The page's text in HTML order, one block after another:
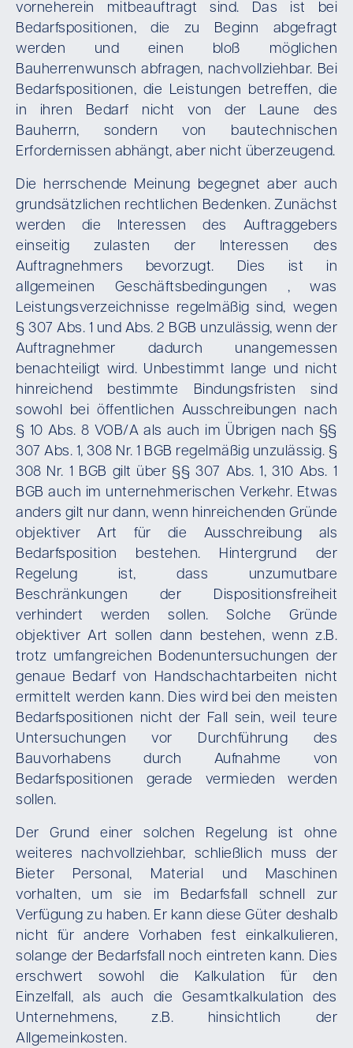
vorneherein mitbeauftragt sind. Das ist bei
Bedarfspositionen, die zu Beginn abgefragt
werden und einen bloß möglichen
Bauherrenwunsch abfragen, nachvollziehbar. Bei
Bedarfspositionen, die Leistungen betreffen, die
in ihren Bedarf nicht von der Laune des
Bauherrn, sondern von bautechnischen
Erfordernissen abhängt, aber nicht überzeugend.
Die herrschende Meinung begegnet aber auch
grundsätzlichen rechtlichen Bedenken. Zunächst
werden die Interessen des Auftraggebers
einseitig zulasten der Interessen des
Auftragnehmers bevorzugt. Dies ist in
allgemeinen Geschäftsbedingungen , was
Leistungsverzeichnisse regelmäßig sind, wegen
§ 307 Abs. 1 und Abs. 2 BGB unzulässig, wenn der
Auftragnehmer dadurch unangemessen
benachteiligt wird. Unbestimmt lange und nicht
hinreichend bestimmte Bindungsfristen sind
sowohl bei öffentlichen Ausschreibungen nach
§ 10 Abs. 8 VOB/A als auch im Übrigen nach §§
307 Abs. 1, 308 Nr. 1 BGB regelmäßig unzulässig. §
308 Nr. 1 BGB gilt über §§ 307 Abs. 1, 310 Abs. 1
BGB auch im unternehmerischen Verkehr. Etwas
anders gilt nur dann, wenn hinreichenden Gründe
objektiver Art für die Ausschreibung als
Bedarfsposition bestehen. Hintergrund der
Regelung ist, dass unzumutbare
Beschränkungen der Dispositionsfreiheit
verhindert werden sollen. Solche Gründe
objektiver Art sollen dann bestehen, wenn z.B.
trotz umfangreichen Bodenuntersuchungen der
genaue Bedarf von Handschachtarbeiten nicht
ermittelt werden kann. Dies wird bei den meisten
Bedarfspositionen nicht der Fall sein, weil teure
Untersuchungen vor Durchführung des
Bauvorhabens durch Aufnahme von
Bedarfspositionen gerade vermieden werden
sollen.
Der Grund einer solchen Regelung ist ohne
weiteres nachvollziehbar, schließlich muss der
Bieter Personal, Material und Maschinen
vorhalten, um sie im Bedarfsfall schnell zur
Verfügung zu haben. Er kann diese Güter deshalb
nicht für andere Vorhaben fest einkalkulieren,
solange der Bedarfsfall noch eintreten kann. Dies
erschwert sowohl die Kalkulation für den
Einzelfall, als auch die Gesamtkalkulation des
Unternehmens, z.B. hinsichtlich der
Allgemeinkosten.